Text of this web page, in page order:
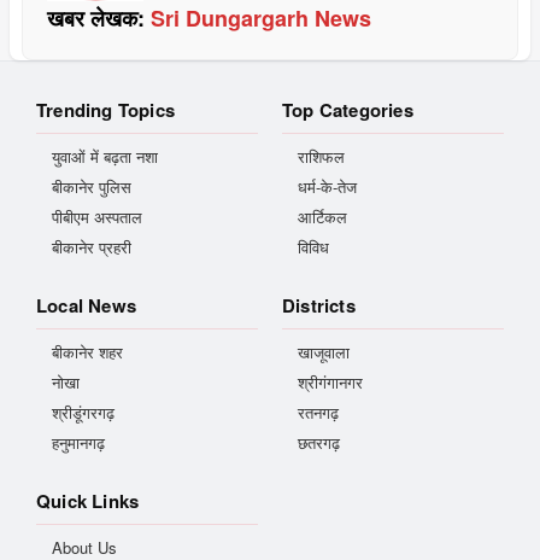
खबर लेखक: Sri Dungargarh News
Trending Topics
युवाओं में बढ़ता नशा
बीकानेर पुलिस
पीबीएम अस्पताल
बीकानेर प्रहरी
Top Categories
राशिफल
धर्म-के-तेज
आर्टिकल
विविध
Local News
बीकानेर शहर
नोखा
श्रीडूंगरगढ़
हनुमानगढ़
Districts
खाजूवाला
श्रीगंगानगर
रतनगढ़
छतरगढ़
Quick Links
About Us